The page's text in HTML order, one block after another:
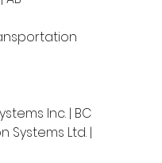
Inc. | BC
Systems Ltd. |